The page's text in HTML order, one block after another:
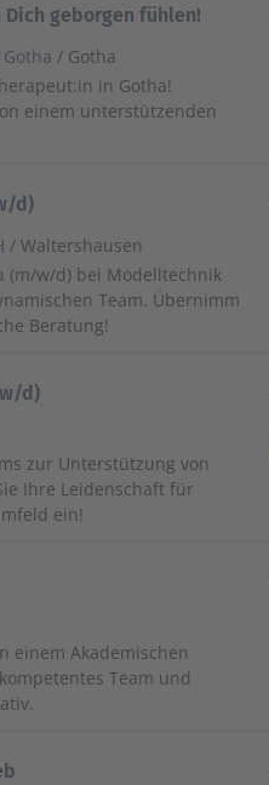
geborgen fühlen!
/ Gotha
in Gotha!
einem unterstützenden
d)
/ Waltershausen
(m/w/d) bei Modelltechnik
Team. Übernimm
Beratung!
d)
zur Unterstützung von
Ihre Leidenschaft für
ein!
einem Akademischen
Team und